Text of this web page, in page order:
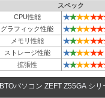
スペック
CPU性能
★★★★★★
グラフィック性能 ★★★★★★
メモリ性能 ★★★★★★
ストレージ性能 ★★★★★★
拡張性 ★★★★★★
BTOパソコン ZEFT Z55GA シリ